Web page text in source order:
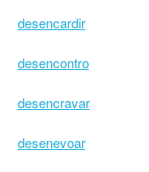
desencardir
desencontro
desencravar
desenevoar